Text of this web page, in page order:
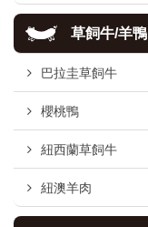
草飼牛/羊鴨
巴拉圭草飼牛
櫻桃鴨
紐西蘭草飼牛
紐澳羊肉